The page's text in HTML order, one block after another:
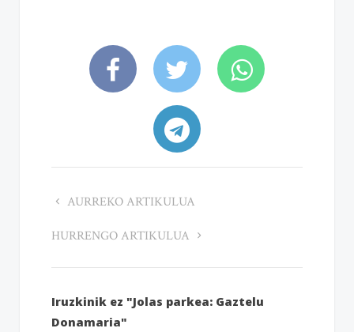
AURREKO ARTIKULUA
HURRENGO ARTIKULUA
Iruzkinik ez "Jolas parkea: Gaztelu
Donamaria"